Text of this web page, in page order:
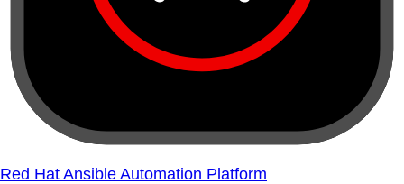
Red Hat Ansible Automation Platform